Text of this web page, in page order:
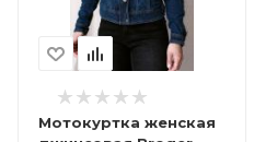
Мотокуртка женская